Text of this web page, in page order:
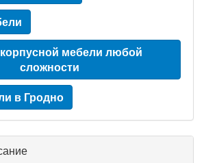
мебели любой
сложности
в Гродно